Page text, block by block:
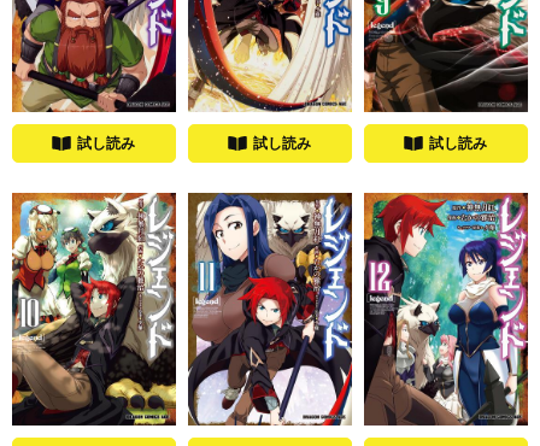
試し読み 試し読み 試し読み